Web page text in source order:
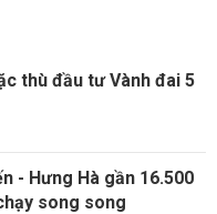
thù đầu tư Vành đai 5
- Hưng Hà gần 16.500
song song